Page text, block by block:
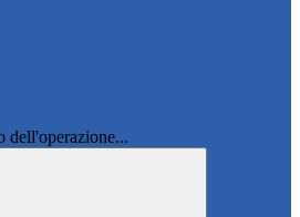
dell'operazione...